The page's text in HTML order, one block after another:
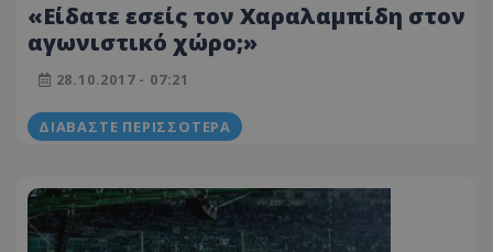
«Είδατε εσείς τον Χαραλαμπίδη στον
αγωνιστικό χώρο;»
28.10.2017 - 07:21
ΔΙΑΒΆΣΤΕ ΠΕΡΙΣΣΌΤΕΡΑ